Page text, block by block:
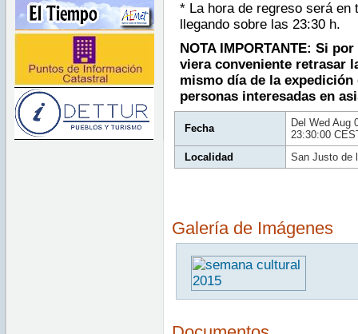
* La hora de regreso será en
llegando sobre las 23:30 h.
NOTA IMPORTANTE: Si por
viera conveniente retrasar
mismo día de la
personas interesadas en
Fecha
Del Wed Aug
23:30:00
Localidad
San Justo de
Galería de Imágenes